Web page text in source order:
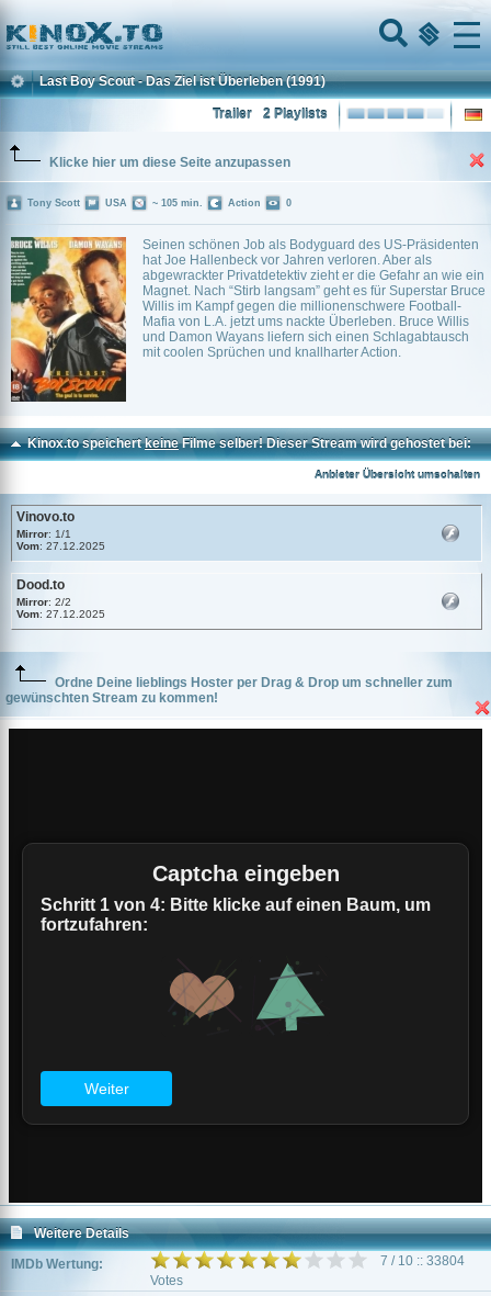
Home
Menu
Last Boy Scout - Das Ziel ist Überleben (1991)
2 Playlists
Trailer
Klicke hier um diese Seite anzupassen
Seinen schönen Job als Bodyguard des US-Präsidenten
hat Joe Hallenbeck vor Jahren verloren. Aber als
abgewrackter Privatdetektiv zieht er die Gefahr an wie ein
Magnet. Nach “Stirb langsam” geht es für Superstar Bruce
Willis im Kampf gegen die millionenschwere Football-
Mafia von L.A. jetzt ums nackte Überleben. Bruce Willis
und Damon Wayans liefern sich einen Schlagabtausch
mit coolen Sprüchen und knallharter Action.
Tony Scott USA ~ 105 min. Action 0
Kinox.to speichertkeineFilme selber! Dieser Stream wird gehostet bei:
Anbieter Übersicht umschalten
Vinovo.to
Mirror: 1/1
Vom: 27.12.2025
Dood.to
Mirror: 2/2
Vom: 27.12.2025
Ordne Deine lieblings Hoster per Drag & Drop um schneller zum
gewünschten Stream zu kommen!
Weitere Details
IMDb Wertung:
7 / 10 :: 33804
Votes